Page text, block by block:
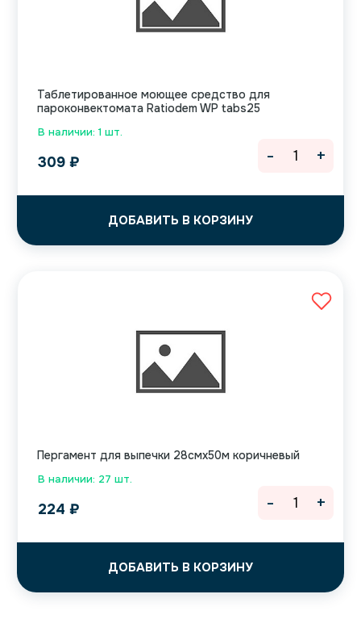
В наличии: 1 шт.
Таблетированное моющее средство для
пароконвектомата Ratiodem WP tabs25
309 ₽
ДОБАВИТЬ В КОРЗИНУ
- +
В наличии: 27 шт.
Пергамент для выпечки 28смх50м коричневый
224 ₽
ДОБАВИТЬ В КОРЗИНУ
- +